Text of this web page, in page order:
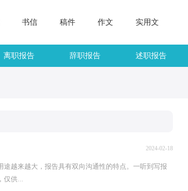
书信 稿件 作文 实用文
离职报告 辞职报告 述职报告
2024-02-18
越来越大，报告具有双向沟通性的特点。一听到写报
仅供...